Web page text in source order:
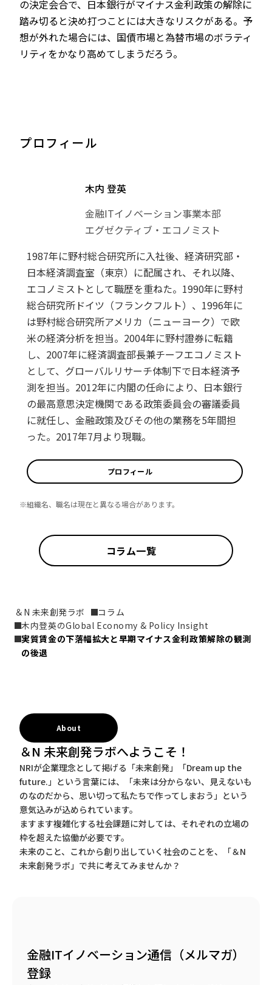
の決定会合で、日本銀行がマイナス金利政策の解除に
踏み切ると決め打つことには大きなリスクがある。予
想が外れた場合には、国債市場と為替市場のボラティ
リティをかなり高めてしまうだろう。
プロフィール
木内 登英
金融ITイノベーション事業本部
エグゼクティブ・エコノミスト
1987年に野村総合研究所に入社後、経済研究部・
日本経済調査室（東京）に配属され、それ以降、
エコノミストとして職歴を重ねた。1990年に野村
総合研究所ドイツ（フランクフルト）、1996年に
は野村総合研究所アメリカ（ニューヨーク）で欧
米の経済分析を担当。2004年に野村證券に転籍
し、2007年に経済調査部長兼チーフエコノミスト
として、グローバルリサーチ体制下で日本経済予
測を担当。2012年に内閣の任命により、日本銀行
の最高意思決定機関である政策委員会の審議委員
に就任し、金融政策及びその他の業務を5年間担
った。2017年7月より現職。
プロフィール
※組織名、職名は現在と異なる場合があります。
コラム一覧
＆N 未来創発ラボ
コラム
木内登英のGlobal Economy & Policy Insight
実質賃金の下落幅拡大と早期マイナス金利政策解除の観測
の後退
About
＆N 未来創発ラボへようこそ！
NRIが企業理念として掲げる「未来創発」「Dream up the
future.」という言葉には、「未来は分からない、見えないも
のなのだから、思い切って私たちで作ってしまおう」という
意気込みが込められています。
ますます複雑化する社会課題に対しては、それぞれの立場の
枠を超えた協働が必要です。
未来のこと、これから創り出していく社会のことを、「＆N
未来創発ラボ」で共に考えてみませんか？
金融ITイノベーション通信（メルマガ）
登録